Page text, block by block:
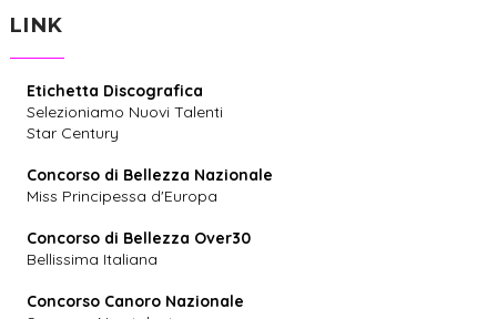
LINK
Etichetta Discografica
Selezioniamo Nuovi Talenti
Star Century
Concorso di Bellezza Nazionale
Miss Principessa d'Europa
Concorso di Bellezza Over30
Bellissima Italiana
Concorso Canoro Nazionale